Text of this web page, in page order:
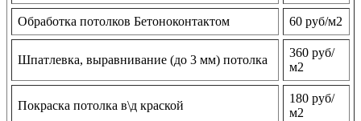
Обработка потолков Бетоноконтактом 60 руб/м2
Шпатлевка, выравнивание (до 3 мм) потолка
360 руб/
м2
Покраска потолка в\д краской
180 руб/
м2